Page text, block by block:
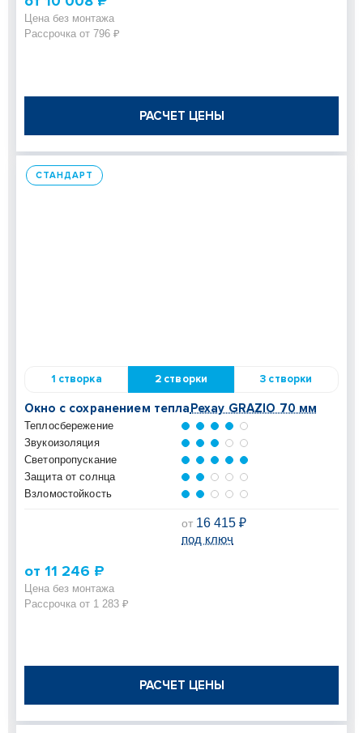
Цена без монтажа
Рассрочка от 796 ₽
РАСЧЕТ ЦЕНЫ
СТАНДАРТ
1 створка 2 створки 3 створки
Окно с сохранением теплаРехау GRAZIO 70 мм
Теплосбережение
Звукоизоляция
Светопропускание
Защита от солнца
Взломостойкость
от 11 246 ₽
Цена без монтажа
Рассрочка от 1 283 ₽
от 16 415 ₽
под ключ
РАСЧЕТ ЦЕНЫ